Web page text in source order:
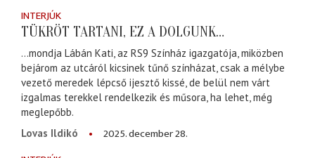
INTERJÚK
TÜKRÖT TARTANI, EZ A DOLGUNK…
...mondja Lábán Kati, az RS9 Színház igazgatója, miközben
bejárom az utcáról kicsinek tűnő színházat, csak a mélybe
vezető meredek lépcső ijesztő kissé, de belül nem várt
izgalmas terekkel rendelkezik és műsora, ha lehet, még
meglepőbb.
Lovas Ildikó
2025. december 28.